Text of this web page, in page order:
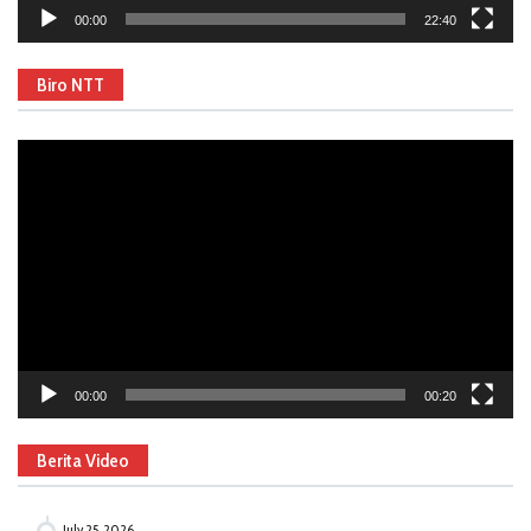
00:00 22:40
Biro NTT
00:00 00:20
Berita Video